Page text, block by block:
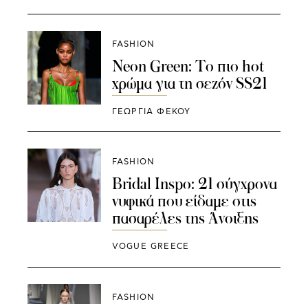
FASHION
Neon Green: Το πιο hot
χρώμα για τη σεζόν SS21
ΓΕΩΡΓΙΑ ΦΕΚΟΥ
FASHION
Bridal Inspo: 21 σύγχρονα
νυφικά που είδαμε στις
πασαρέλες της Άνοιξης
VOGUE GREECE
FASHION